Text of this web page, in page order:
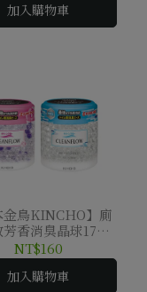
加入購物車
金鳥KINCHO】廁
香消臭晶球170g
無香/花朶皂香
NT$160
加入購物車